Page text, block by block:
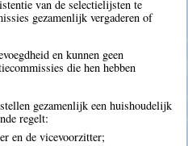
van de selectielijsten te
gezamenlijk vergaderen of
en kunnen geen
die hen hebben
gezamenlijk een huishoudelijk
regelt:
en de vicevoorzitter;